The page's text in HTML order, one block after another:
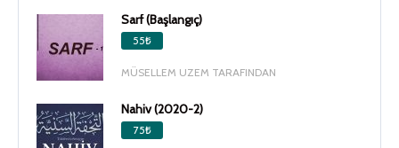
Sarf (Başlangıç)
55₺
MÜSELLEM UZEM TARAFINDAN
Nahiv (2020-2)
75₺